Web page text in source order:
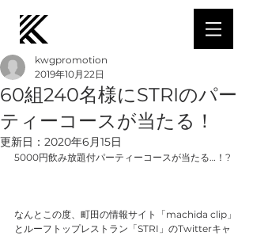
60組240名様にSTRIのパー
ティーコースが当たる！
kwgpromotion
2019年10月22日
更新日： 2020年6月15日
5000円飲み放題付パーティーコースが当たる…！?
なんとこの度、町田の情報サイト「machida clip」
とルーフトップレストラン「STRI」のTwitterキャ